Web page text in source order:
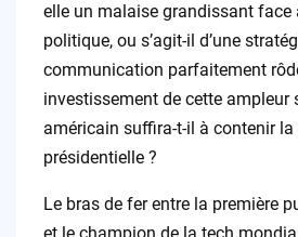
elle un malaise grandissant face
politique, ou s’agit-il d’une
communication parfaitement
investissement de cette ampleur
américain suffira-t-il à contenir la
présidentielle ?
Le bras de fer entre la première